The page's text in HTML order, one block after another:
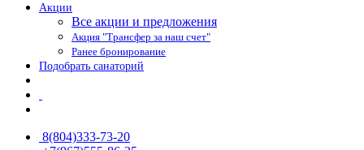
Акции
Все акции и предложения
Акция "Трансфер за наш счет"
Ранее бронирование
Подобрать санаторий
8(804)333-73-20